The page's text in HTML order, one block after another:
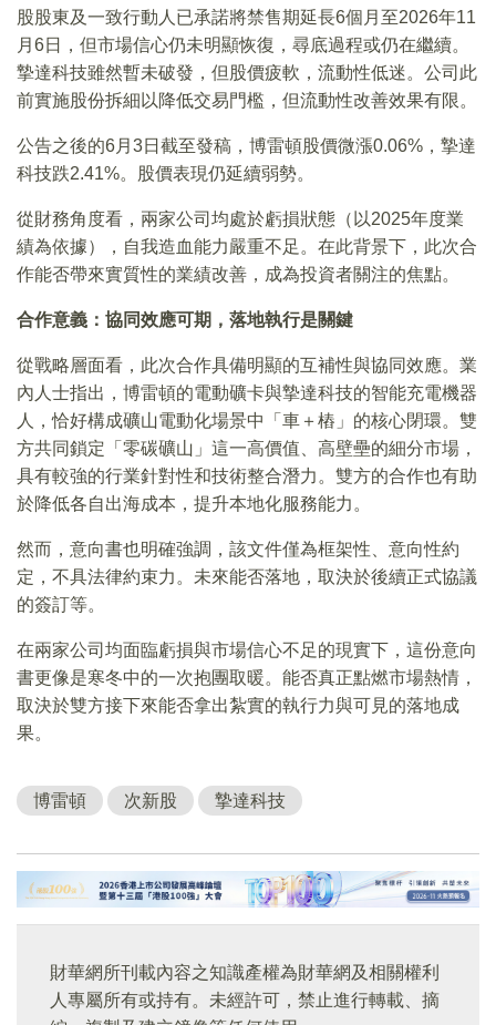
股股東及一致行動人已承諾將禁售期延長6個月至2026年11
月6日，但市場信心仍未明顯恢復，尋底過程或仍在繼續。
摯達科技雖然暫未破發，但股價疲軟，流動性低迷。公司此
前實施股份拆細以降低交易門檻，但流動性改善效果有限。
公告之後的6月3日截至發稿，博雷頓股價微漲0.06%，摯達
科技跌2.41%。股價表現仍延續弱勢。
從財務角度看，兩家公司均處於虧損狀態（以2025年度業
績為依據），自我造血能力嚴重不足。在此背景下，此次合
作能否帶來實質性的業績改善，成為投資者關注的焦點。
合作意義：協同效應可期，落地執行是關鍵
從戰略層面看，此次合作具備明顯的互補性與協同效應。業
內人士指出，博雷頓的電動礦卡與摯達科技的智能充電機器
人，恰好構成礦山電動化場景中「車＋樁」的核心閉環。雙
方共同鎖定「零碳礦山」這一高價值、高壁壘的細分市場，
具有較強的行業針對性和技術整合潛力。雙方的合作也有助
於降低各自出海成本，提升本地化服務能力。
然而，意向書也明確強調，該文件僅為框架性、意向性約
定，不具法律約束力。未來能否落地，取決於後續正式協議
的簽訂等。
在兩家公司均面臨虧損與市場信心不足的現實下，這份意向
書更像是寒冬中的一次抱團取暖。能否真正點燃市場熱情，
取決於雙方接下來能否拿出紮實的執行力與可見的落地成
果。
博雷頓 次新股 摯達科技
財華網所刊載內容之知識產權為財華網及相關權利
人專屬所有或持有。未經許可，禁止進行轉載、摘